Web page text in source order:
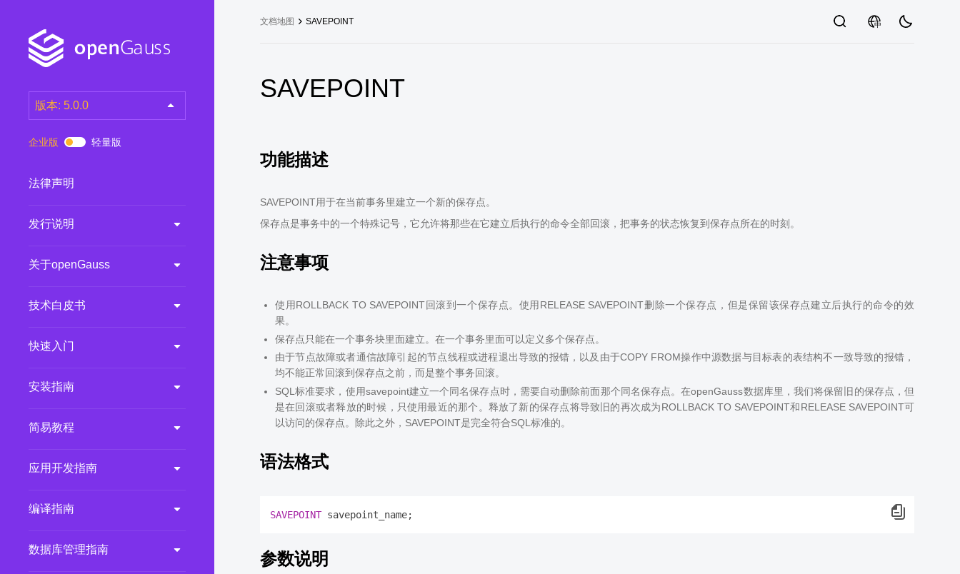
版本: 5.0.0
7.0.0-RC2
6.0.0 (LTS)
5.1.0 (Preview)
2.0.0 (LTS)
3.1.0 (EOM)
2.0.1 (EOM)
1.0.1 (EOM)
企业版 轻量版
法律声明
发行说明
关于openGauss
技术白皮书
快速入门
安装指南
简易教程
应用开发指南
编译指南
数据库管理指南
文档地图 SAVEPOINT 中
SAVEPOINT
功能描述
SAVEPOINT用于在当前事务里建立一个新的保存点。
保存点是事务中的一个特殊记号，它允许将那些在它建立后执行的命令全部回滚，把事务的状态恢复到保存点所在的时刻。
注意事项
使用ROLLBACK TO SAVEPOINT回滚到一个保存点。使用RELEASE SAVEPOINT删除一个保存点，但是保留该保存点建立后执行的命令的效
果。
保存点只能在一个事务块里面建立。在一个事务里面可以定义多个保存点。
由于节点故障或者通信故障引起的节点线程或进程退出导致的报错，以及由于COPY FROM操作中源数据与目标表的表结构不一致导致的报错，
均不能正常回滚到保存点之前，而是整个事务回滚。
SQL标准要求，使用savepoint建立一个同名保存点时，需要自动删除前面那个同名保存点。在openGauss数据库里，我们将保留旧的保存点，但
是在回滚或者释放的时候，只使用最近的那个。释放了新的保存点将导致旧的再次成为ROLLBACK TO SAVEPOINT和RELEASE SAVEPOINT可
以访问的保存点。除此之外，SAVEPOINT是完全符合SQL标准的。
语法格式
SAVEPOINT
参数说明